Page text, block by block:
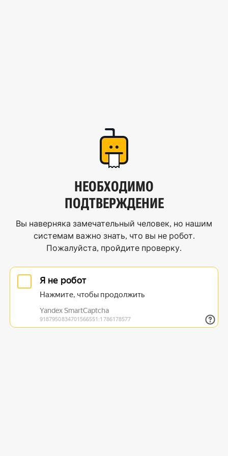
НЕОБХОДИМО
ПОДТВЕРЖДЕНИЕ
Вы наверняка замечательный человек, но нашим
системам важно знать, что вы не робот.
Пожалуйста, пройдите проверку.